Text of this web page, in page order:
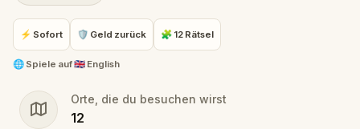
In this immersive, scavenger-hunt-meets-escape-
room adventure, you’ll solve riddles, crack codes,
and uncover hidden secrets as you journey through
magical surroundings.
stepsisters, and ensure Cinderella’s story ends with
her dream come true.
⚡ Sofort 🛡 Geld zurück 🧩 12 Rätsel
🌐 Spiele auf🇬🇧 English
Orte, die du besuchen wirst
12